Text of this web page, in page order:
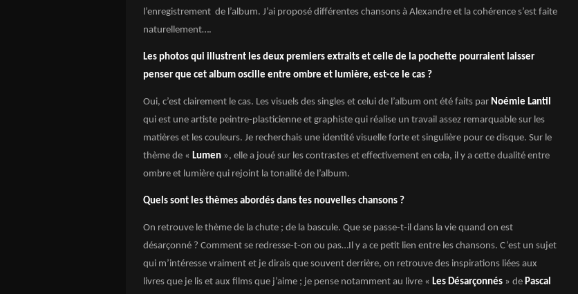
l’enregistrement de l’album. J’ai proposé différentes chansons à Alexandre et la cohérence s’est faite
naturellement….
Les photos qui illustrent les deux premiers extraits et celle de la pochette pourraient laisser
penser que cet album oscille entre ombre et lumière, est-ce le cas ?
Oui, c’est clairement le cas. Les visuels des singles et celui de l’album ont été faits par Noémie Lantil
qui est une artiste peintre-plasticienne et graphiste qui réalise un travail assez remarquable sur les
matières et les couleurs. Je recherchais une identité visuelle forte et singulière pour ce disque. Sur le
thème de « Lumen », elle a joué sur les contrastes et effectivement en cela, il y a cette dualité entre
ombre et lumière qui rejoint la tonalité de l’album.
Quels sont les thèmes abordés dans tes nouvelles chansons ?
On retrouve le thème de la chute ; de la bascule. Que se passe-t-il dans la vie quand on est
désarçonné ? Comment se redresse-t-on ou pas…Il y a ce petit lien entre les chansons. C’est un sujet
qui m’intéresse vraiment et je dirais que souvent derrière, on retrouve des inspirations liées aux
livres que je lis et aux films que j’aime ; je pense notamment au livre « Les Désarçonnés » de Pascal